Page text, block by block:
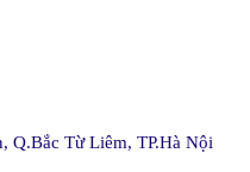
Q.Bắc Từ Liêm, TP.Hà Nội